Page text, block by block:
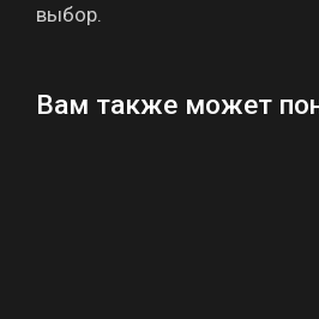
выбор.
Вам также может